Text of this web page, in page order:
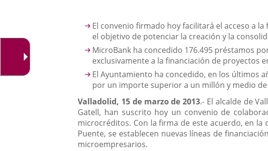
aplicaciónDescripción
El convenio firmado hoy facilitará el acceso a
el objetivo de potenciar la creación y la
MicroBank ha concedido 176.495 préstamos
exclusivamente a la financiación de proyectos
El Ayuntamiento ha concedido, en los últimos
por un importe superior a un millón y medio
Valladolid, 15 de marzo de 2013.- El alcalde de
Gatell, han suscrito hoy un convenio de
microcréditos. Con la firma de este acuerdo, en
Puente, se establecen nuevas líneas de
microempresarios.